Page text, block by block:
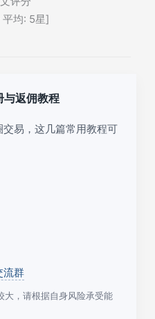
平均: 5星]
与返佣教程
易，这几篇常用教程可
流群
大，请根据自身风险承受能